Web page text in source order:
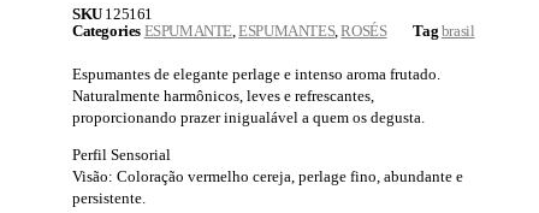
SKU 125161
Categories ESPUMANTE,ESPUMANTES,ROSÉS Tag brasil
Espumantes de elegante perlage e intenso aroma frutado.
Naturalmente harmônicos, leves e refrescantes,
proporcionando prazer inigualável a quem os degusta.
Perfil Sensorial
Visão: Coloração vermelho cereja, perlage fino, abundante e
persistente.